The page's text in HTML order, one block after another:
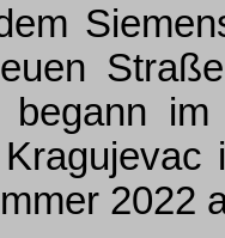
begann
2022